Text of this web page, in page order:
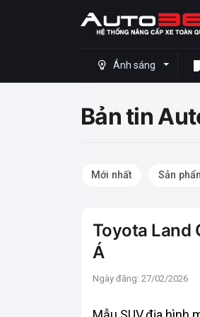
Ánh sáng
Bản tin
Mới nhất Sản
Toyota Land
Á
Ngày đăng: 27/02/2026